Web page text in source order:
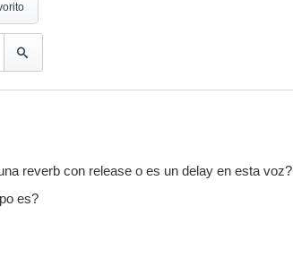
reverb con release o es un delay en esta voz?
es?